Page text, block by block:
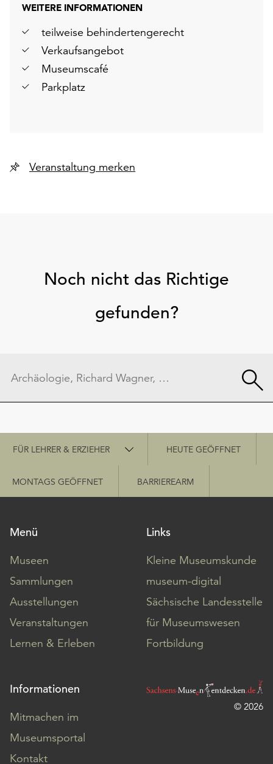
WEITERE INFORMATIONEN
teilweise behindertengerecht
Verkaufsangebot
Museumscafé
Parkplatz
Veranstaltung merken
Noch nicht das Richtige
gefunden?
Schnellzugriff
FÜR LEHRER & ERZIEHER HEUTE GEÖFFNET
MONTAGS GEÖFFNET BARRIEREARM
Menü
Museen
Sammlungen
Ausstellungen
Veranstaltungen
Lernen & Erleben
Links
Kleine Museumskunde
museum-digital
Sächsische Landesstelle
für Museumswesen
Fortbildung
Informationen
Mitmachen im
Museumsportal
Kontakt
© 2026